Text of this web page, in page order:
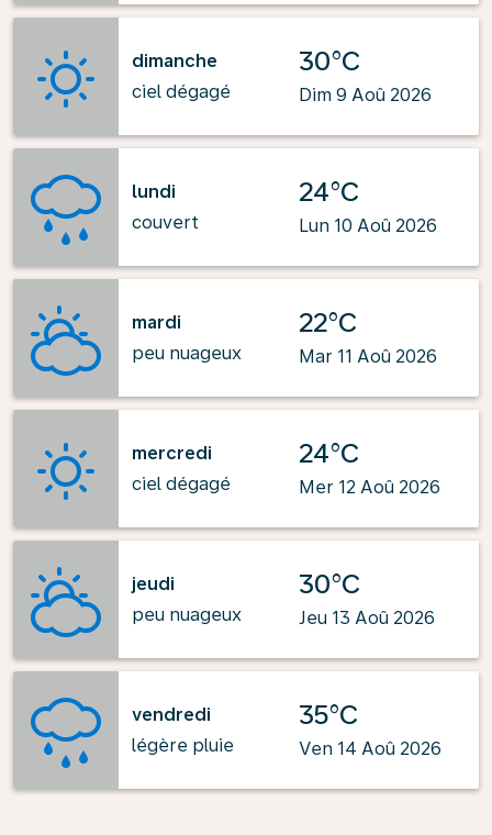
dimanche
ciel dégagé
30°C
Dim 9 Aoû 2026
lundi
couvert
24°C
Lun 10 Aoû 2026
mardi
peu nuageux
22°C
Mar 11 Aoû 2026
mercredi
ciel dégagé
24°C
Mer 12 Aoû 2026
jeudi
peu nuageux
30°C
Jeu 13 Aoû 2026
vendredi
légère pluie
35°C
Ven 14 Aoû 2026